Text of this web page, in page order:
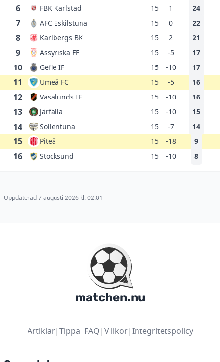
6 FBK Karlstad 15 1 24
7 AFC Eskilstuna 15 0 22
8 Karlbergs BK 15 2 21
9 Assyriska FF 15 -5 17
10 Gefle IF 15 -10 17
11 Umeå FC 15 -5 16
12 Vasalunds IF 15 -10 16
13 Järfälla 15 -10 15
14 Sollentuna 15 -7 14
15 Piteå 15 -18 9
16 Stocksund 15 -10 8
Uppdaterad 7 augusti 2026 kl. 02:01
matchen.nu
Artiklar|Tippa| FAQ|Villkor|Integritetspolicy